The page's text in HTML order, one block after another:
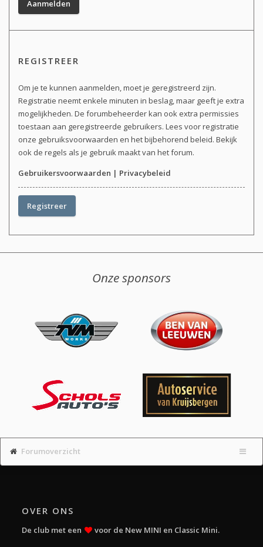
REGISTREER
Om je te kunnen aanmelden, moet je geregistreerd zijn.
Registratie neemt enkele minuten in beslag, maar geeft je extra
mogelijkheden. De forumbeheerder kan ook extra permissies
toestaan aan geregistreerde gebruikers. Lees voor registratie
onze gebruiksvoorwaarden en het bijbehorend beleid. Bekijk
ook de regels als je gebruik maakt van het forum.
Gebruikersvoorwaarden | Privacybeleid
Registreer
Onze sponsors
Forumoverzicht
OVER ONS
De club met een voor de New MINI en Classic Mini.